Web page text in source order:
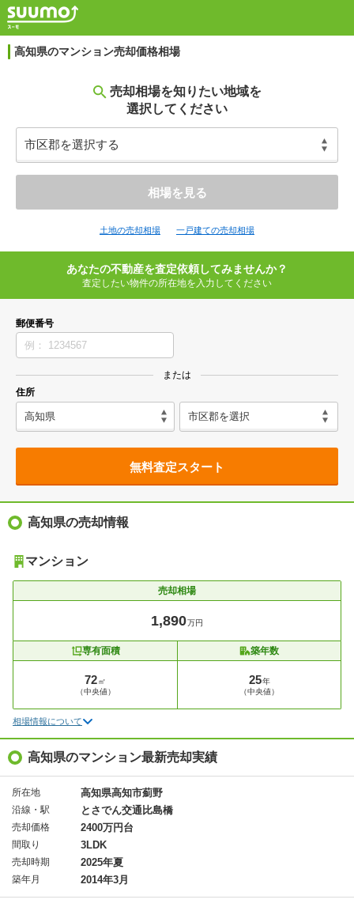
高知県のマンション売却価格相場
売却相場を知りたい地域を
選択してください
相場を見る
土地の売却相場 一戸建ての売却相場
あなたの不動産を査定依頼してみませんか？
査定したい物件の所在地を入力してください
郵便番号
または
住所
無料査定スタート
高知県の売却情報
マンション
売却相場
1,890万円
専有面積
72㎡
（中央値）
築年数
25年
（中央値）
相場情報について
高知県のマンション最新売却実績
所在地 高知県高知市薊野
沿線・駅 とさでん交通比島橋
売却価格 2400万円台
間取り 3LDK
売却時期 2025年夏
築年月 2014年3月